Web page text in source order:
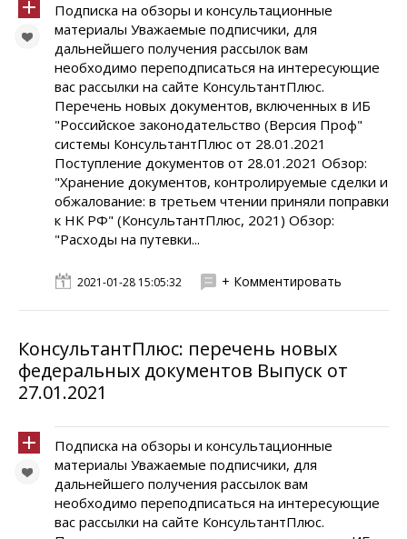
Подписка на обзоры и консультационные
материалы Уважаемые подписчики, для
дальнейшего получения рассылок вам
необходимо переподписаться на интересующие
вас рассылки на сайте КонсультантПлюс.
Перечень новых документов, включенных в ИБ
"Российское законодательство (Версия Проф"
системы КонсультантПлюс от 28.01.2021
Поступление документов от 28.01.2021 Обзор:
"Хранение документов, контролируемые сделки и
обжалование: в третьем чтении приняли поправки
к НК РФ" (КонсультантПлюс, 2021) Обзор:
"Расходы на путевки...
2021-01-28 15:05:32 + Комментировать
КонсультантПлюс: перечень новых
федеральных документов Выпуск от
27.01.2021
Подписка на обзоры и консультационные
материалы Уважаемые подписчики, для
дальнейшего получения рассылок вам
необходимо переподписаться на интересующие
вас рассылки на сайте КонсультантПлюс.